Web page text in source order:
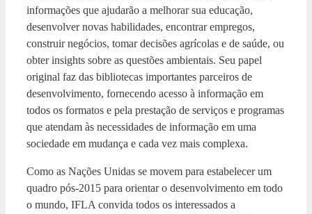
informações que ajudarão a melhorar sua educação,
desenvolver novas habilidades, encontrar empregos,
construir negócios, tomar decisões agrícolas e de saúde, ou
obter insights sobre as questões ambientais. Seu papel
original faz das bibliotecas importantes parceiros de
desenvolvimento, fornecendo acesso à informação em
todos os formatos e pela prestação de serviços e programas
que atendam às necessidades de informação em uma
sociedade em mudança e cada vez mais complexa.
Como as Nações Unidas se movem para estabelecer um
quadro pós-2015 para orientar o desenvolvimento em todo
o mundo, IFLA convida todos os interessados ​​a